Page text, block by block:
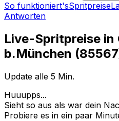
So funktioniert'sSpritpreise
Antworten
Live-Spritpreise in
b.München (85567
Update alle 5 Min.
Huuupps...
Sieht so aus als war dein
Probiere es in ein paar